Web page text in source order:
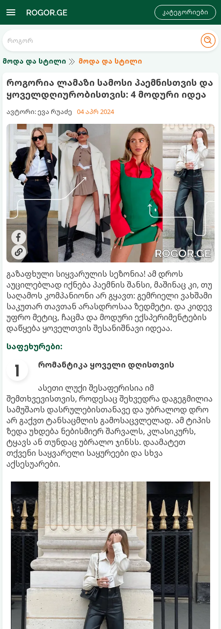
კატეგორიები
მოდა და სტილი მოდა და სტილი
როგორია ლამაზი სამოსი პაემნისთვის და
ყოველდღიურობისთვის: 4 მოდური იდეა
ავტორი: ევა რუაძე 04 აპრ 2024
გაზაფხული სიყვარულის სეზონია! ამ დროს
აუცილებლად იქნება პაემნის შანსი, მაშინაც კი, თუ
საღამოს კომპანიონი არ გყავთ: გემრიელი ვახშამი
საკუთარ თავთან არასდროსაა ზედმეტი. და კიდევ
უფრო მეტიც, ჩაცმა და მოდური ექსპერიმენტების
დაწყება ყოველთვის შესანიშნავი იდეაა.
საფეხურები:
რომანტიკა ყოველი დღისთვის
ასეთი ლუქი შესაფერისია იმ
შემთხვევისთვის, როდესაც შეხვედრა დაგეგმილია
სამუშაოს დასრულებისთანავე და უბრალოდ დრო
არ გაქვთ ტანსაცმლის გამოსაცვლელად. ამ ტიპის
ზედა უხდება ნებისმიერ შარვალს, კლასიკურს,
ტყავს ან თუნდაც უბრალო ჯინსს. დაამატეთ
თქვენი საყვარელი საყურეები და სხვა
აქსესუარები.